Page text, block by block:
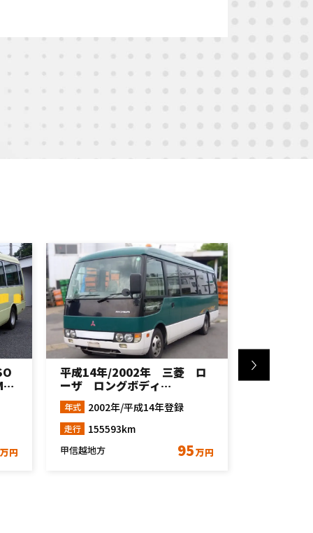
万円
平成24年/2012年 トヨタ コ
ースター LX ロングボディ
XZB50 AT車
年式 2012年/平成24年登録
走行 10450km
東海地方 300万円
平成8年/
セⅡ GX ロ